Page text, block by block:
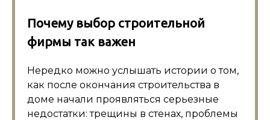
Почему выбор строительной
фирмы так важен
Нередко можно услышать истории о том,
как после окончания строительства в
доме начали проявляться серьезные
недостатки: трещины в стенах, проблемы